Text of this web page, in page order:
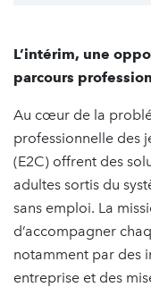
L’intérim, une
parcours
Au cœur de la
professionnelle des
(E2C) offrent des
adultes sortis du
sans emploi. La
d’accompagner
notamment par des
entreprise et des